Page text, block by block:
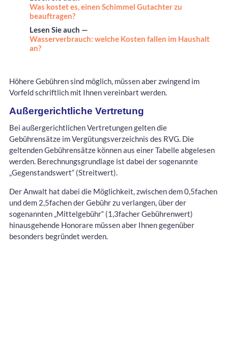
Was kostet es, einen Schimmel Gutachter zu
beauftragen?
Lesen Sie auch —
Wasserverbrauch: welche Kosten fallen im Haushalt
an?
Höhere Gebühren sind möglich, müssen aber zwingend im
Vorfeld schriftlich mit Ihnen vereinbart werden.
Außergerichtliche Vertretung
Bei außergerichtlichen Vertretungen gelten die
Gebührensätze im Vergütungsverzeichnis des RVG. Die
geltenden Gebührensätze können aus einer Tabelle abgelesen
werden. Berechnungsgrundlage ist dabei der sogenannte
„Gegenstandswert“ (Streitwert).
Der Anwalt hat dabei die Möglichkeit, zwischen dem 0,5fachen
und dem 2,5fachen der Gebühr zu verlangen, über der
sogenannten „Mittelgebühr“ (1,3facher Gebührenwert)
hinausgehende Honorare müssen aber Ihnen gegenüber
besonders begründet werden.